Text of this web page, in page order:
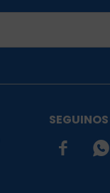
SEGUINOS

